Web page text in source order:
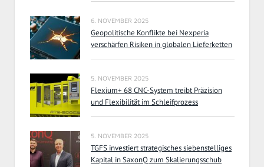
6. NOVEMBER 2025
Geopolitische Konflikte bei Nexperia
verschärfen Risiken in globalen Lieferketten
5. NOVEMBER 2025
Flexium+ 68 CNC-System treibt Präzision
und Flexibilität im Schleifprozess
5. NOVEMBER 2025
TGFS investiert strategisches siebenstelliges
Kapital in SaxonQ zum Skalierungsschub